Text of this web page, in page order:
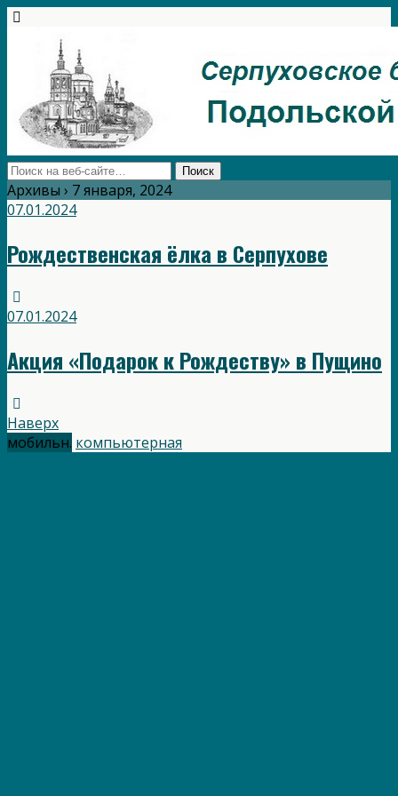
Архивы › 7 января, 2024
07.01.2024
Рождественская ёлка в Серпухове
07.01.2024
Акция «Подарок к Рождеству» в Пущино
Наверх
мобильн. компьютерная